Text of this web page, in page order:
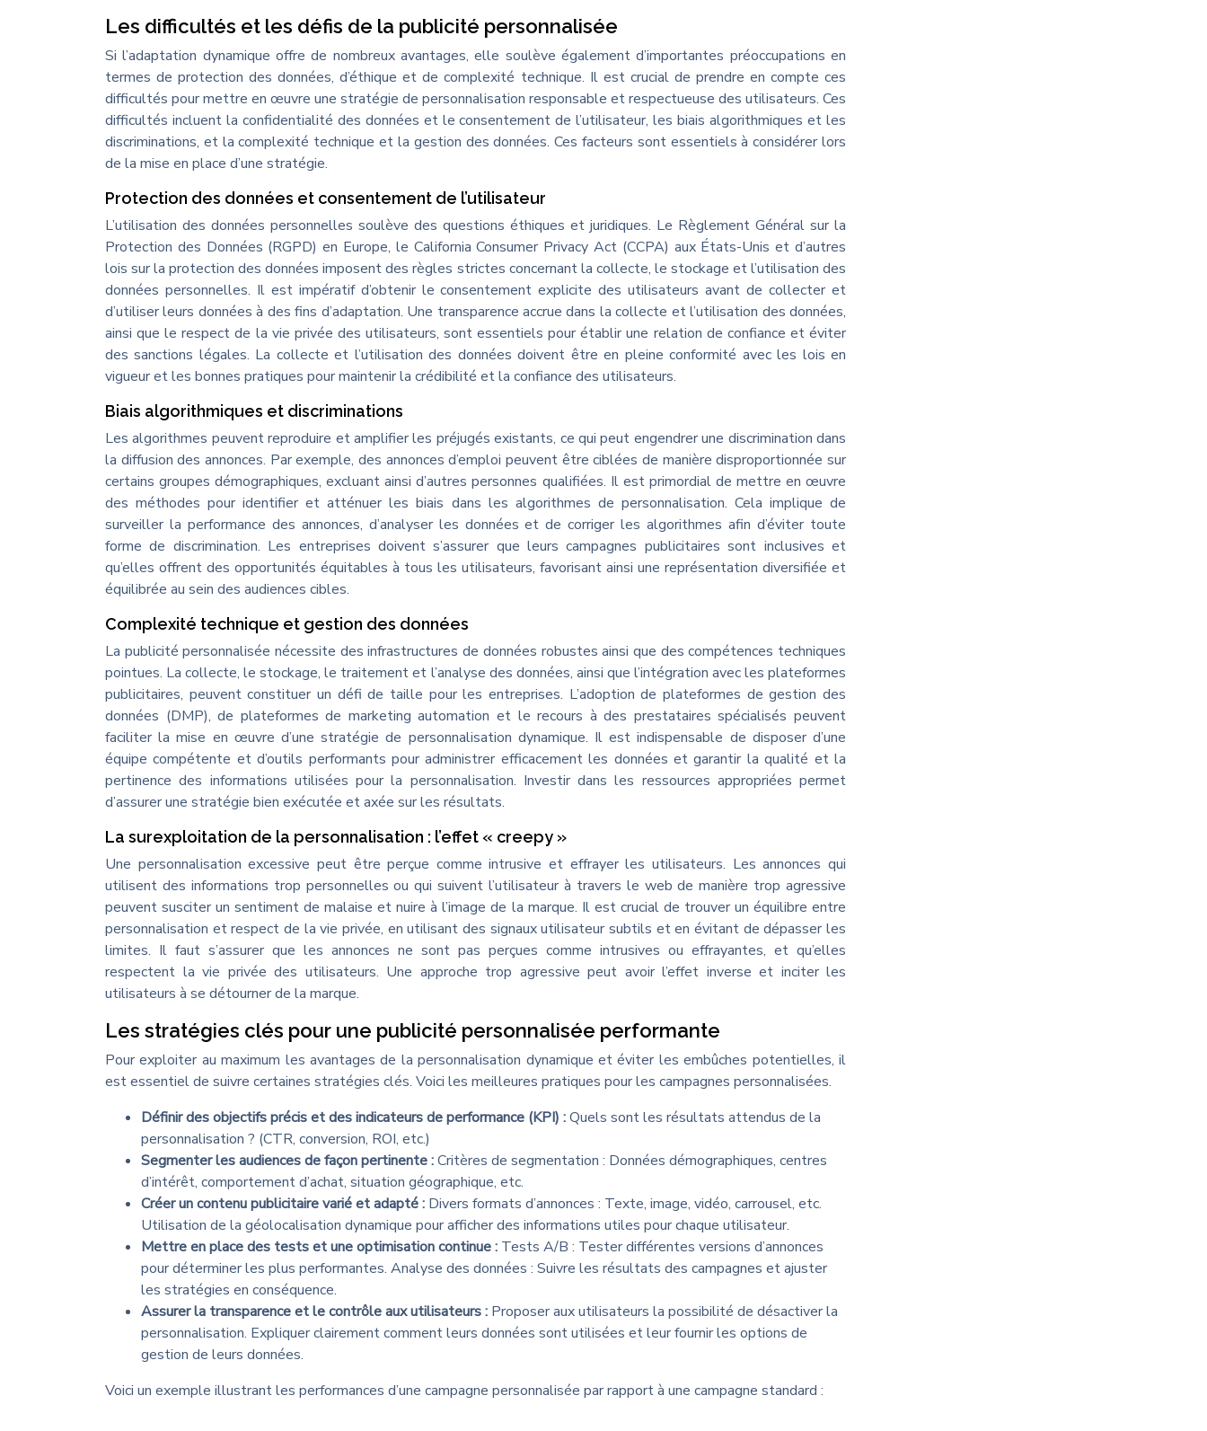
Les difficultés et les défis de la publicité personnalisée
Si l’adaptation dynamique offre de nombreux avantages, elle soulève également d’importantes préoccupations en
termes de protection des données, d’éthique et de complexité technique. Il est crucial de prendre en compte ces
difficultés pour mettre en œuvre une stratégie de personnalisation responsable et respectueuse des utilisateurs. Ces
difficultés incluent la confidentialité des données et le consentement de l’utilisateur, les biais algorithmiques et les
discriminations, et la complexité technique et la gestion des données. Ces facteurs sont essentiels à considérer lors
de la mise en place d’une stratégie.
Protection des données et consentement de l’utilisateur
L’utilisation des données personnelles soulève des questions éthiques et juridiques. Le Règlement Général sur la
Protection des Données (RGPD) en Europe, le California Consumer Privacy Act (CCPA) aux États-Unis et d’autres
lois sur la protection des données imposent des règles strictes concernant la collecte, le stockage et l’utilisation des
données personnelles. Il est impératif d’obtenir le consentement explicite des utilisateurs avant de collecter et
d’utiliser leurs données à des fins d’adaptation. Une transparence accrue dans la collecte et l’utilisation des données,
ainsi que le respect de la vie privée des utilisateurs, sont essentiels pour établir une relation de confiance et éviter
des sanctions légales. La collecte et l’utilisation des données doivent être en pleine conformité avec les lois en
vigueur et les bonnes pratiques pour maintenir la crédibilité et la confiance des utilisateurs.
Biais algorithmiques et discriminations
Les algorithmes peuvent reproduire et amplifier les préjugés existants, ce qui peut engendrer une discrimination dans
la diffusion des annonces. Par exemple, des annonces d’emploi peuvent être ciblées de manière disproportionnée sur
certains groupes démographiques, excluant ainsi d’autres personnes qualifiées. Il est primordial de mettre en œuvre
des méthodes pour identifier et atténuer les biais dans les algorithmes de personnalisation. Cela implique de
surveiller la performance des annonces, d’analyser les données et de corriger les algorithmes afin d’éviter toute
forme de discrimination. Les entreprises doivent s’assurer que leurs campagnes publicitaires sont inclusives et
qu’elles offrent des opportunités équitables à tous les utilisateurs, favorisant ainsi une représentation diversifiée et
équilibrée au sein des audiences cibles.
Complexité technique et gestion des données
La publicité personnalisée nécessite des infrastructures de données robustes ainsi que des compétences techniques
pointues. La collecte, le stockage, le traitement et l’analyse des données, ainsi que l’intégration avec les plateformes
publicitaires, peuvent constituer un défi de taille pour les entreprises. L’adoption de plateformes de gestion des
données (DMP), de plateformes de marketing automation et le recours à des prestataires spécialisés peuvent
faciliter la mise en œuvre d’une stratégie de personnalisation dynamique. Il est indispensable de disposer d’une
équipe compétente et d’outils performants pour administrer efficacement les données et garantir la qualité et la
pertinence des informations utilisées pour la personnalisation. Investir dans les ressources appropriées permet
d’assurer une stratégie bien exécutée et axée sur les résultats.
La surexploitation de la personnalisation : l’effet « creepy »
Une personnalisation excessive peut être perçue comme intrusive et effrayer les utilisateurs. Les annonces qui
utilisent des informations trop personnelles ou qui suivent l’utilisateur à travers le web de manière trop agressive
peuvent susciter un sentiment de malaise et nuire à l’image de la marque. Il est crucial de trouver un équilibre entre
personnalisation et respect de la vie privée, en utilisant des signaux utilisateur subtils et en évitant de dépasser les
limites. Il faut s’assurer que les annonces ne sont pas perçues comme intrusives ou effrayantes, et qu’elles
respectent la vie privée des utilisateurs. Une approche trop agressive peut avoir l’effet inverse et inciter les
utilisateurs à se détourner de la marque.
Les stratégies clés pour une publicité personnalisée performante
Pour exploiter au maximum les avantages de la personnalisation dynamique et éviter les embûches potentielles, il
est essentiel de suivre certaines stratégies clés. Voici les meilleures pratiques pour les campagnes personnalisées.
Définir des objectifs précis et des indicateurs de performance (KPI) :Quels sont les résultats attendus de la
personnalisation ? (CTR, conversion, ROI, etc.)
Segmenter les audiences de façon pertinente :Critères de segmentation : Données démographiques, centres
d’intérêt, comportement d’achat, situation géographique, etc.
Créer un contenu publicitaire varié et adapté : Divers formats d’annonces : Texte, image, vidéo, carrousel, etc.
Utilisation de la géolocalisation dynamique pour afficher des informations utiles pour chaque utilisateur.
Mettre en place des tests et une optimisation continue : Tests A/B : Tester différentes versions d’annonces
pour déterminer les plus performantes. Analyse des données : Suivre les résultats des campagnes et ajuster
les stratégies en conséquence.
Assurer la transparence et le contrôle aux utilisateurs : Proposer aux utilisateurs la possibilité de désactiver la
personnalisation. Expliquer clairement comment leurs données sont utilisées et leur fournir les options de
gestion de leurs données.
Voici un exemple illustrant les performances d’une campagne personnalisée par rapport à une campagne standard :